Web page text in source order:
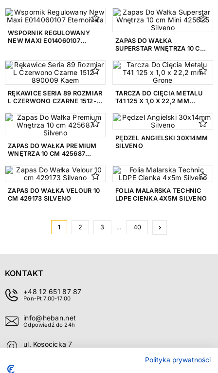
WSPORNIK REGULOWANY
NEW MAXI E014060107
ZAPAS DO WAŁKA
SUPERSTAR WNĘTRZA 10 CM
RĘKAWICE SERIA 89 ROZMIAR
L CZERWONO CZARNE 1512-
TARCZA DO CIĘCIA METALU
T41 125 X 1,0 X 22,2 MM
ZAPAS DO WAŁKA PREMIUM
WNĘTRZA 10 CM 425687
PĘDZEL ANGIELSKI 30X14MM
SILVENO
ZAPAS DO WAŁKA VELOUR 10
CM 429173 SILVENO
FOLIA MALARSKA TECHNIC
LDPE CIENKA 4X5M SILVENO
1 2 3 … 40 keyboard_arrow_right
KONTAKT
+48 12 651 87 87
Pon-Pt 7.00-17.00
info@heban.net
Odpowiedź do 24h
ul. Kosocicka 7
O FIRMIE
Polityka prywatności